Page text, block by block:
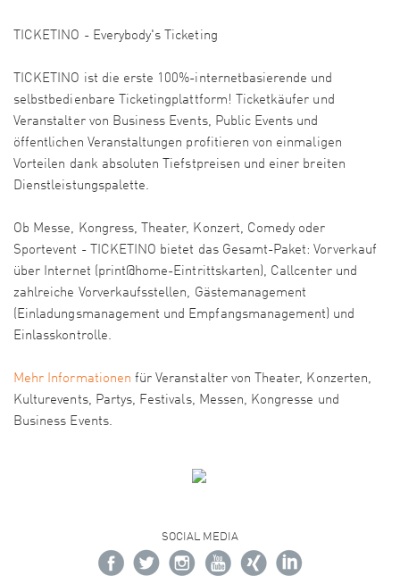
TICKETINO - Everybody's Ticketing
TICKETINO ist die erste 100%-internetbasierende und
selbstbedienbare Ticketingplattform! Ticketkäufer und
Veranstalter von Business Events, Public Events und
öffentlichen Veranstaltungen profitieren von einmaligen
Vorteilen dank absoluten Tiefstpreisen und einer breiten
Dienstleistungspalette.
Ob Messe, Kongress, Theater, Konzert, Comedy oder
Sportevent - TICKETINO bietet das Gesamt-Paket: Vorverkauf
über Internet (print@home-Eintrittskarten), Callcenter und
zahlreiche Vorverkaufsstellen, Gästemanagement
(Einladungsmanagement und Empfangsmanagement) und
Einlasskontrolle.
Mehr Informationen für Veranstalter von Theater, Konzerten,
Kulturevents, Partys, Festivals, Messen, Kongresse und
Business Events.
SOCIAL MEDIA